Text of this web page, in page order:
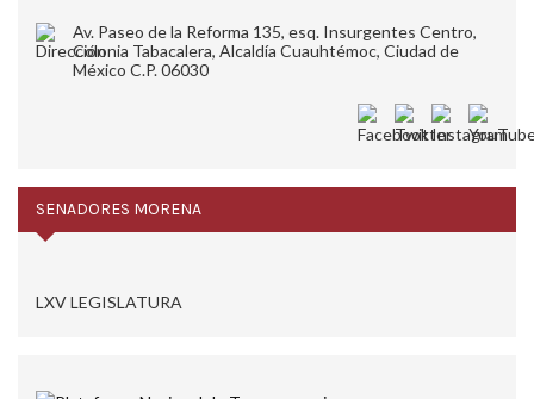
Av. Paseo de la Reforma 135, esq. Insurgentes Centro,
Colonia Tabacalera, Alcaldía Cuauhtémoc, Ciudad de
México C.P. 06030
SENADORES MORENA
LXV LEGISLATURA